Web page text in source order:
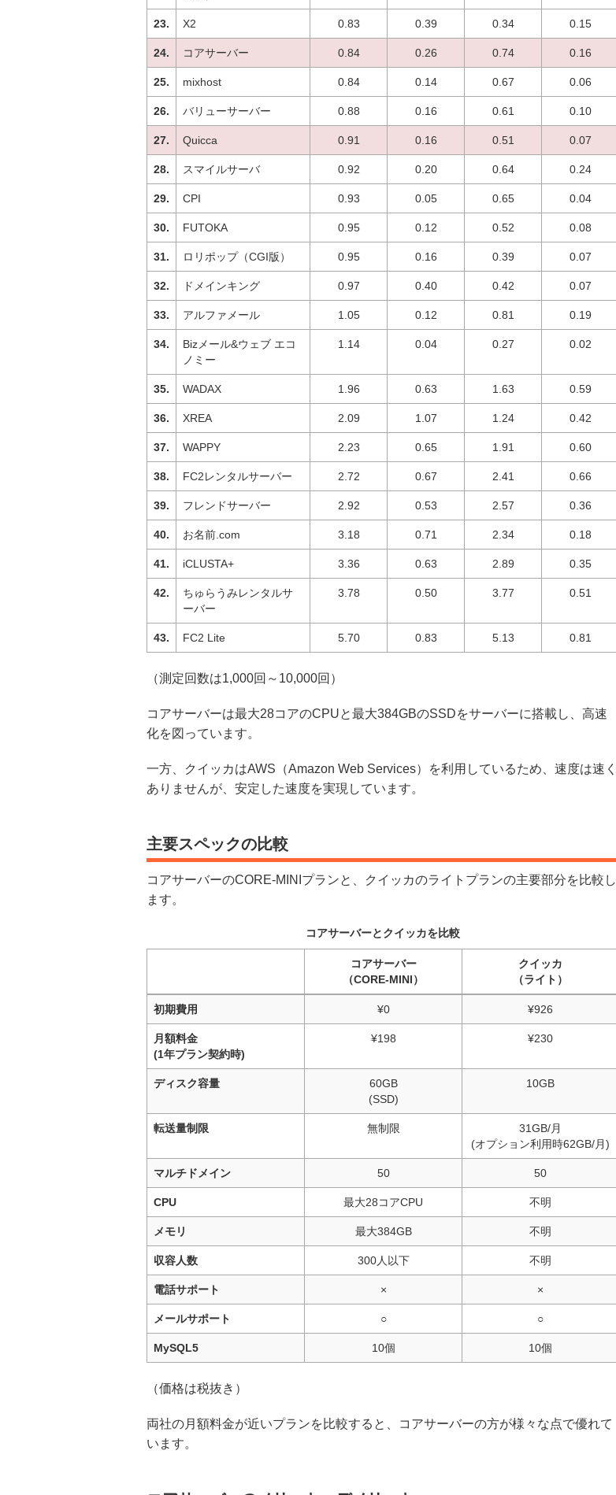
X2 0.83 0.39 0.34 0.15
コアサーバー 0.84 0.26 0.74 0.16
mixhost 0.84 0.14 0.67 0.06
バリューサーバー 0.88 0.16 0.61 0.10
Quicca 0.91 0.16 0.51 0.07
スマイルサーバ 0.92 0.20 0.64 0.24
CPI 0.93 0.05 0.65 0.04
FUTOKA 0.95 0.12 0.52 0.08
ロリポップ（CGI版） 0.95 0.16 0.39 0.07
ドメインキング 0.97 0.40 0.42 0.07
アルファメール 1.05 0.12 0.81 0.19
Bizメール&ウェブ エコ
ノミー
1.14 0.04 0.27 0.02
WADAX 1.96 0.63 1.63 0.59
XREA 2.09 1.07 1.24 0.42
WAPPY 2.23 0.65 1.91 0.60
FC2レンタルサーバー 2.72 0.67 2.41 0.66
フレンドサーバー 2.92 0.53 2.57 0.36
お名前.com 3.18 0.71 2.34 0.18
iCLUSTA+ 3.36 0.63 2.89 0.35
ちゅらうみレンタルサ
ーバー
3.78 0.50 3.77 0.51
FC2 Lite 5.70 0.83 5.13 0.81
（測定回数は1,000回～10,000回）
コアサーバーは最大28コアのCPUと最大384GBのSSDをサーバーに搭載し、高速
化を図っています。
一方、クイッカはAWS（Amazon Web Services）を利用しているため、速度は速く
ありませんが、安定した速度を実現しています。
主要スペックの比較
コアサーバーのCORE-MINIプランと、クイッカのライトプランの主要部分を比較し
ます。
コアサーバーとクイッカを比較
コアサーバー
（CORE-MINI）
クイッカ
（ライト）
初期費用 ¥0 ¥926
月額料金
(1年プラン契約時)
¥198 ¥230
ディスク容量
60GB
(SSD)
10GB
転送量制限 無制限
31GB/月
(オプション利用時62GB/月)
マルチドメイン 50 50
CPU 最大28コアCPU 不明
メモリ 最大384GB 不明
収容人数 300人以下 不明
電話サポート × ×
メールサポート ○ ○
MySQL5 10個 10個
（価格は税抜き）
両社の月額料金が近いプランを比較すると、コアサーバーの方が様々な点で優れて
います。